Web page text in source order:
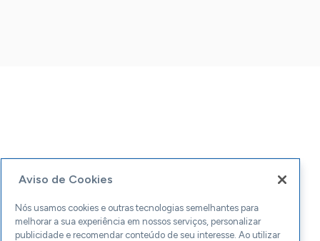
Aviso de Cookies
Nós usamos cookies e outras tecnologias semelhantes para
melhorar a sua experiência em nossos serviços, personalizar
publicidade e recomendar conteúdo de seu interesse. Ao utilizar